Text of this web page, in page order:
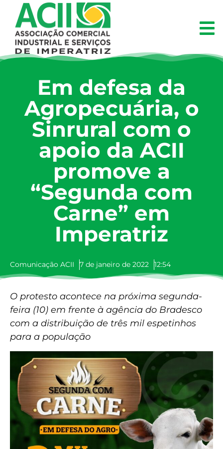
Em defesa da
Agropecuária, o
Sinrural com o
apoio da ACII
promove a
“Segunda com
Carne” em
Imperatriz
Comunicação ACII 7 de janeiro de 2022 12:54
O protesto acontece na próxima segunda-
feira (10) em frente à agência do Bradesco
com a distribuição de três mil espetinhos
para a população